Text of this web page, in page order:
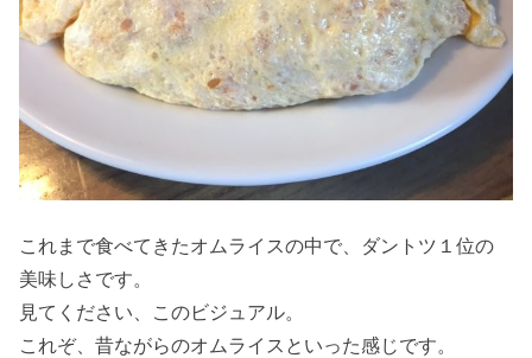
これまで食べてきたオムライスの中で、ダントツ１位の
美味しさです。
見てください、このビジュアル。
これぞ、昔ながらのオムライスといった感じです。